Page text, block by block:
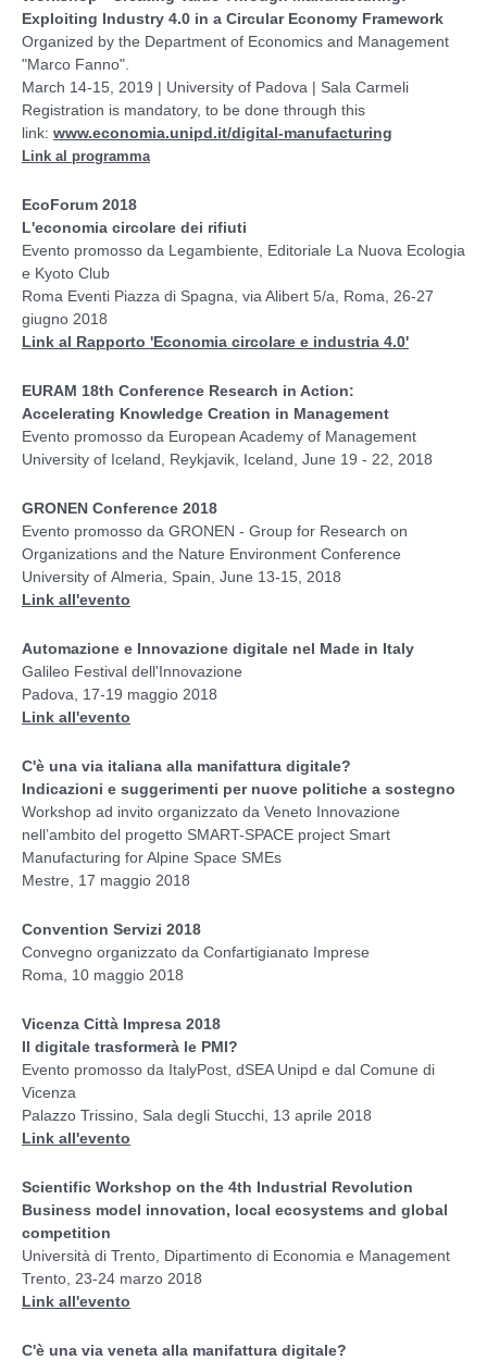
Exploiting Industry 4.0 in a Circular Economy Framework
Organized by the Department of Economics and Management
"Marco Fanno".
March 14-15, 2019 | University of Padova | Sala Carmeli
Registration is mandatory, to be done through this
link: www.economia.unipd.it/digital-manufacturing
Link al programma
EcoForum 2018
L'economia circolare dei rifiuti
Evento promosso da Legambiente, Editoriale La Nuova Ecologia
e Kyoto Club
Roma Eventi Piazza di Spagna, via Alibert 5/a, Roma, 26-27
giugno 2018
Link al Rapporto 'Economia circolare e industria 4.0'
EURAM 18th Conference Research in Action:
Accelerating Knowledge Creation in Management
Evento promosso da European Academy of Management
University of Iceland, Reykjavik, Iceland, June 19 - 22, 2018
GRONEN Conference 2018
Evento promosso da GRONEN - Group for Research on
Organizations and the Nature Environment Conference
University of Almeria, Spain, June 13-15, 2018
Link all'evento
Automazione e Innovazione digitale nel Made in Italy
Galileo Festival dell'Innovazione
Padova, 17-19 maggio 2018
Link all'evento
C'è una via italiana alla manifattura digitale?
Indicazioni e suggerimenti per nuove politiche a sostegno
Workshop ad invito organizzato da Veneto Innovazione
nell’ambito del progetto SMART-SPACE project Smart
Manufacturing for Alpine Space SMEs
Mestre, 17 maggio 2018
Convention Servizi 2018
Convegno organizzato da Confartigianato Imprese
Roma, 10 maggio 2018
Vicenza Città Impresa 2018
Il digitale trasformerà le PMI?
Evento promosso da ItalyPost, dSEA Unipd e dal Comune di
Vicenza
Palazzo Trissino, Sala degli Stucchi, 13 aprile 2018
Link all'evento
Scientific Workshop on the 4th Industrial Revolution
Business model innovation, local ecosystems and global
competition
Università di Trento, Dipartimento di Economia e Management
Trento, 23-24 marzo 2018
Link all'evento
C'è una via veneta alla manifattura digitale?